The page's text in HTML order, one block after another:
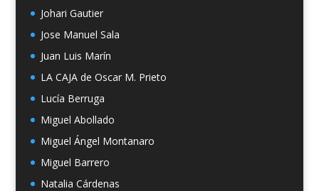
Johari Gautier
Jose Manuel Sala
Juan Luis Marín
LA CAJA de Oscar M. Prieto
Lucía Berruga
Miguel Abollado
Miguel Ángel Montanaro
Miguel Barrero
Natalia Cárdenas